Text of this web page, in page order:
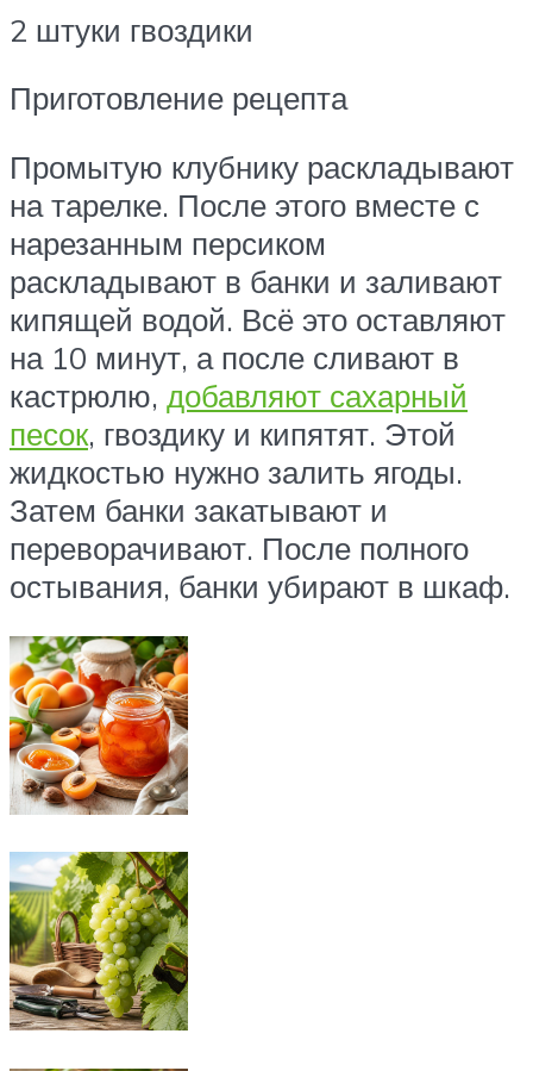
2 штуки гвоздики
Приготовление рецепта
Промытую клубнику раскладывают
на тарелке. После этого вместе с
нарезанным персиком
раскладывают в банки и заливают
кипящей водой. Всё это оставляют
на 10 минут, а после сливают в
кастрюлю, добавляют сахарный
песок, гвоздику и кипятят. Этой
жидкостью нужно залить ягоды.
Затем банки закатывают и
переворачивают. После полного
остывания, банки убирают в шкаф.